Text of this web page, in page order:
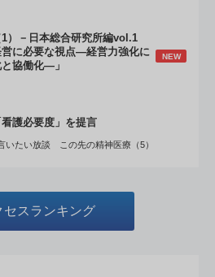
1）－日本総合研究所編vol.1
営に必要な視点―経営力強化に
協働化―」
NEW
護必要度」を提言
いたい放談 この先の精神医療（5）
セスランキング